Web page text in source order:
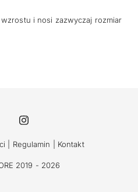
i nosi zazwyczaj rozmiar
Regulamin Kontakt
2019 - 2026